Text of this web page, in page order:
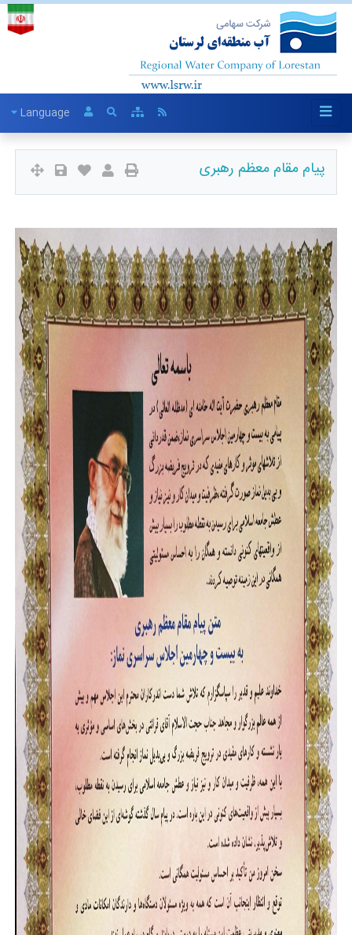
Language
پیام مقام معظم رهبری